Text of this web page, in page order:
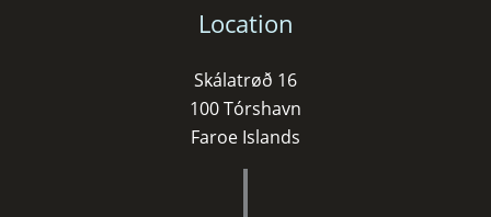
Location
Skálatrøð 16
100 Tórshavn
Faroe Islands